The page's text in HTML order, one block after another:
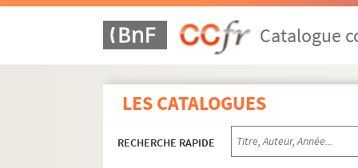
Catalogue
LES CATALOGUES
RECHERCHE RAPIDE
Ms 1825. Abrégé de l'histoire de Franche-
Ms 1826-1832. Pièces concernant les
Ms 1833. Notes d'Auguste Castan (1833-
Ms 1837. Discours de réception d'Auguste
Ms 1838. « Copie réduite du journal d'un
Ms 1839. Procès-verbaux des séances de